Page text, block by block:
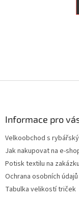
Informace pro
Velkoobchod s
Jak nakupovat na e-
Potisk textilu na zakázku
Ochrana osobních údajů
Tabulka velikostí triček